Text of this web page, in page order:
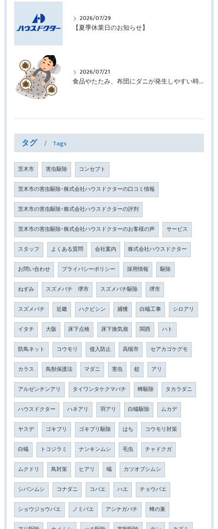
2026/07/29
【夏季休業日のお知らせ】
2026/07/21
食品やたたみ、布団にダニが発生しやすい時期です ｜株式会社ハウスドクター
タグ Tags
茨木市 害虫駆除 コンセプト
茨木市の害虫駆除･株式会社ハウスドクターの口コミ情報
茨木市の害虫駆除･株式会社ハウスドクターの評判
茨木市の害虫駆除･株式会社ハウスドクターのお客様の声 サービス
スタッフ よくある質問 会社案内 株式会社ハウスドクター
お問い合わせ プライバシーポリシー 採用情報 駆除
ねずみ スズメバチ 堺市 スズメバチ駆除 堺市
スズメバチ 近畿 ハクビシン 捕獲 白蟻工事 シロアリ
イタチ 大阪 床下点検 床下換気扇 関西 ハト
防鳥ネット コウモリ 侵入防止 高槻市 セアカゴケグモ
カラス 鳥獣保護法 マダニ 害虫 蚊 アリ
アルゼンチンアリ タイワンタケクマバチ 蜂駆除 タカラダニ
ハウスドクター ハネアリ 羽アリ 白蟻駆除 ムカデ
ヤスデ ゴキブリ ゴキブリ駆除 はち コウモリ対策
白蟻 トコジラミ ナンキンムシ 毛虫 チャドクガ
ムクドリ 鳥対策 ヒアリ 蟻 カツオブシムシ
シバンムシ コナダニ コバエ ハエ チョウバエ
ショウジョウバエ ノミバエ アシナガバチ 蜂の巣